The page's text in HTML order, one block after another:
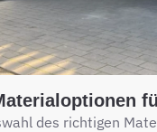
des richtigen